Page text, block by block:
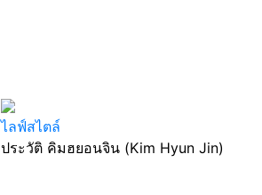
ไลฟ์สไตล์
ประวัติ คิมฮยอนจิน (Kim Hyun Jin)